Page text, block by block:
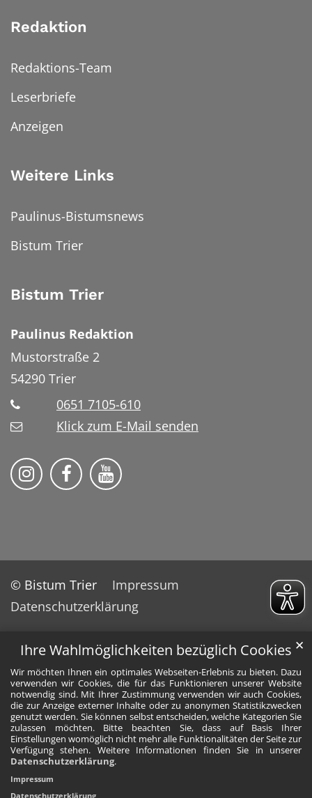
Ihre Wahlmöglichkeiten bezüglich Cookies
Wir möchten Ihnen ein optimales Webseiten-Erlebnis zu bieten. Dazu
verwenden wir Cookies, die für das Funktionieren unserer Website
notwendig sind. Mit Ihrer Zustimmung verwenden wir auch Cookies,
die zur Anzeige externer Inhalte oder zu anonymen Statistikzwecken
genutzt werden. Sie können selbst entscheiden, welche Kategorien Sie
zulassen möchten. Bitte beachten Sie, dass auf Basis Ihrer
Einstellungen womöglich nicht mehr alle Funktionalitäten der Seite zur
Verfügung stehen. Weitere Informationen finden Sie in unserer
Datenschutzerklärung.
✕
Impressum
Datenschutzerklärung
Redaktion
Redaktions-Team
Leserbriefe
Anzeigen
Weitere Links
Paulinus-Bistumsnews
Bistum Trier
Bistum Trier
Paulinus Redaktion
Mustorstraße 2
54290 Trier
0651 7105-610
Klick zum E-Mail senden
Bistum Trier auf Instragram
Bistum Trier auf Facebook
Bistum Trier auf YouTube
© Bistum Trier
Impressum
Datenschutzerklärung